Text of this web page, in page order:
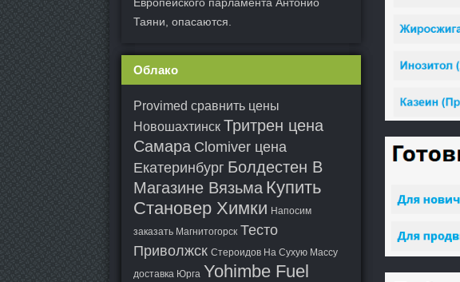
Таяни, опасаются.
Облако
Provimed сравнить цены
Новошахтинск Тритрен цена
Самара Clomiver цена
Екатеринбург Болдестен В
Магазине Вязьма Купить
Становер Химки Напосим
заказать Магнитогорск Тесто
Приволжск Стероидов На Сухую Массу
доставка Юрга Yohimbe Fuel